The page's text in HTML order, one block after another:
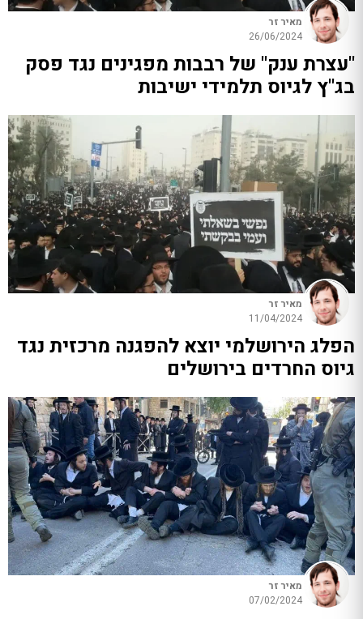
מאיר זר
26/06/2024
"עצרת ענק" של רבבות מפגינים נגד פסק
בג"ץ לגיוס תלמידי ישיבות
מאיר זר
11/04/2024
הפלג הירושלמי יוצא להפגנה מרכזית נגד
גיוס החרדים בירושלים
מאיר זר
07/02/2024